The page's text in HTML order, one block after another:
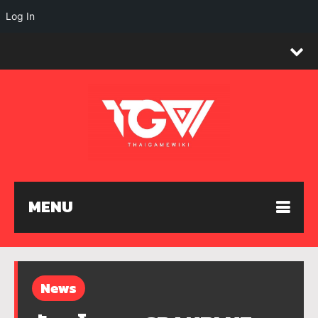
MENU
News
Log In